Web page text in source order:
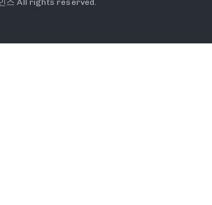
스 All rights reserved.